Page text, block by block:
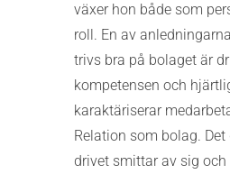
växer hon både som
roll. En av
trivs bra på bolaget är
kompetensen och
karaktäriserar
Relation som bolag.
drivet smittar av sig